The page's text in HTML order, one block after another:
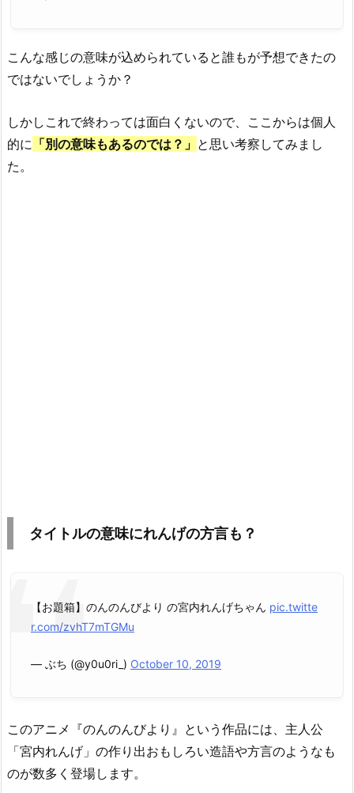
こんな感じの意味が込められていると誰もが予想できたの
ではないでしょうか？
しかしこれで終わっては面白くないので、ここからは個人
的に 「別の意味もあるのでは？ 」 と思い考察してみまし
た。
タイトルの意味にれんげの方言も？
【お題箱】のんのんびより の宮内れんげちゃん pic.twitte
r.com/zvhT7mTGMu
— ぶち (@y0u0ri_) October 10, 2019
このアニメ『のんのんびより』という作品には、主人公
「宮内れんげ」の作り出おもしろい造語や方言のようなも
のが数多く登場します。